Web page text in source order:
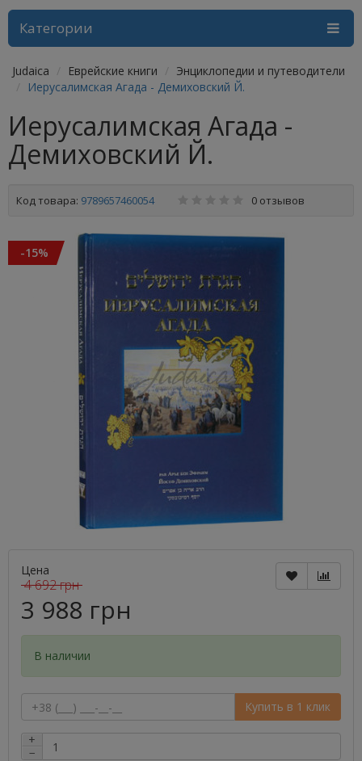
Категории
Judaica Еврейские книги
Энциклопедии и путеводители
Иерусалимская Агада - Демиховский Й.
Иерусалимская Агада -
Демиховский Й.
Код товара: 9789657460054 0 отзывов
-15%
Цена
4 692 грн
3 988 грн
В наличии
Купить в 1 клик
+
−